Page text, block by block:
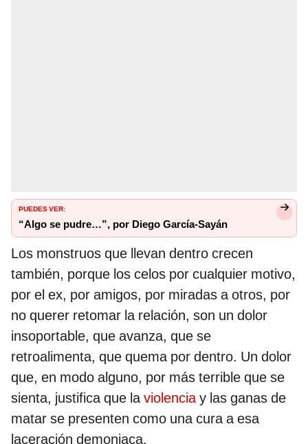
PUEDES VER:
“Algo se pudre…”, por Diego García-Sayán
Los monstruos que llevan dentro crecen
también, porque los celos por cualquier motivo,
por el ex, por amigos, por miradas a otros, por
no querer retomar la relación, son un dolor
insoportable, que avanza, que se
retroalimenta, que quema por dentro. Un dolor
que, en modo alguno, por más terrible que se
sienta, justifica que laviolenciay las ganas de
matar se presenten como una cura a esa
laceración demoniaca.